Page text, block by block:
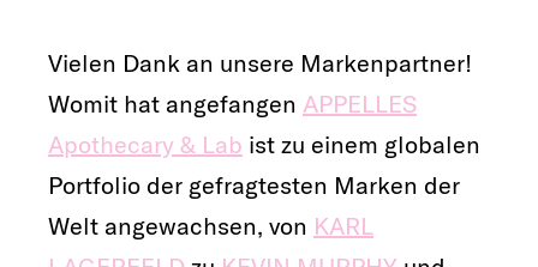
Vielen Dank an unsere Markenpartner!
Womit hat angefangen APPELLES
Apothecary & Lab ist zu einem globalen
Portfolio der gefragtesten Marken der
Welt angewachsen, von KARL